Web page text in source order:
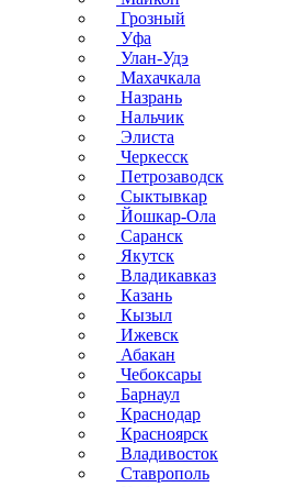
Грозный
Уфа
Улан-Удэ
Махачкала
Назрань
Нальчик
Элиста
Черкесск
Петрозаводск
Сыктывкар
Йошкар-Ола
Саранск
Якутск
Владикавказ
Казань
Кызыл
Ижевск
Абакан
Чебоксары
Барнаул
Краснодар
Красноярск
Владивосток
Ставрополь